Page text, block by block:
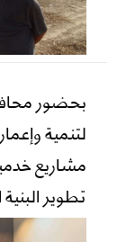
بحضور
لتنمية
مشاريع
تطوير